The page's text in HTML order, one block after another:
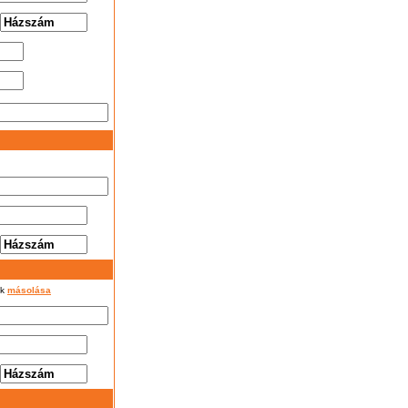
másolása